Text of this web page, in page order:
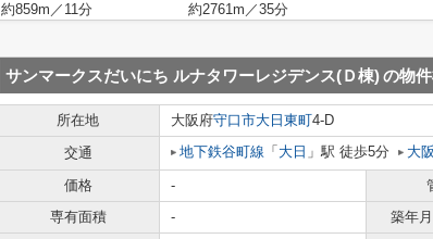
約859m／11分
約2761m／35分
サンマークスだいにち ルナタワーレジデンス(Ｄ棟)の物
所在地 大阪府守口市大日東町4-D
交通
地下鉄谷町線 「 大日 」駅 徒歩5分 大
価格 -
専有面積
- 築年